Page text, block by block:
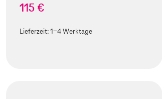
115 €
Lieferzeit:1-4 Werktage